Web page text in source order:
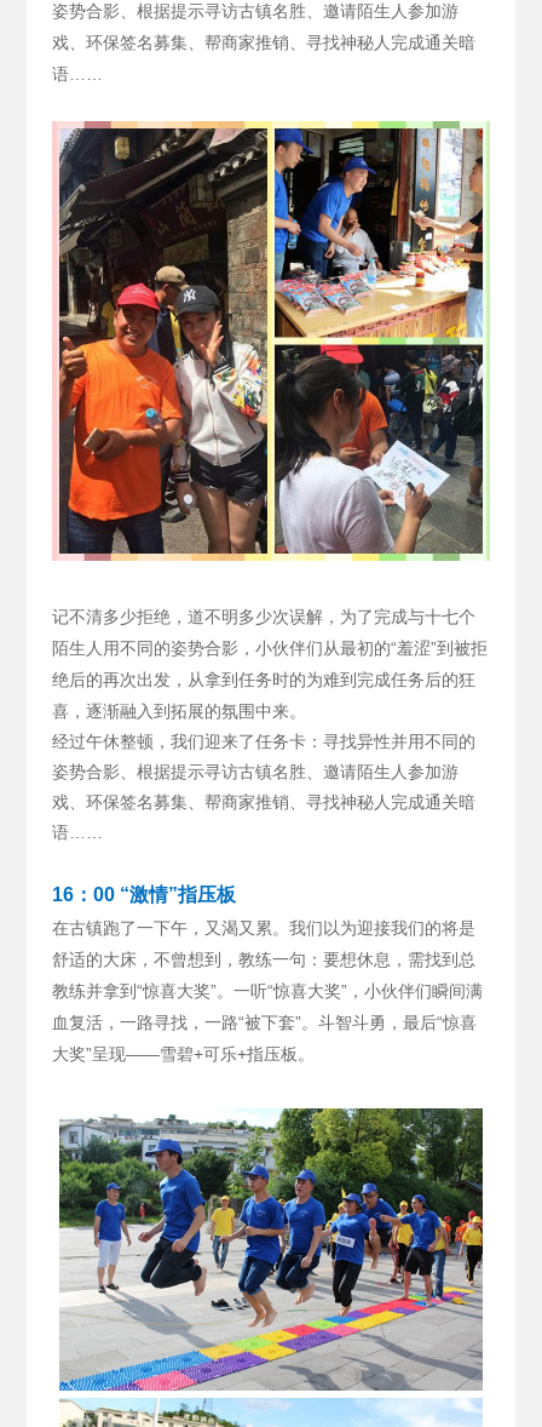
姿势合影、根据提示寻访古镇名胜、邀请陌生人参加游
戏、环保签名募集、帮商家推销、寻找神秘人完成通关暗
语……
记不清多少拒绝，道不明多少次误解，为了完成与十七个
陌生人用不同的姿势合影，小伙伴们从最初的“羞涩”到被拒
绝后的再次出发，从拿到任务时的为难到完成任务后的狂
喜，逐渐融入到拓展的氛围中来。
经过午休整顿，我们迎来了任务卡：寻找异性并用不同的
姿势合影、根据提示寻访古镇名胜、邀请陌生人参加游
戏、环保签名募集、帮商家推销、寻找神秘人完成通关暗
语……
16：00 “激情”指压板
在古镇跑了一下午，又渴又累。我们以为迎接我们的将是
舒适的大床，不曾想到，教练一句：要想休息，需找到总
教练并拿到“惊喜大奖”。 一听“惊喜大奖”，小伙伴们瞬间满
血复活，一路寻找，一路“被下套”。斗智斗勇，最后“惊喜
大奖”呈现——雪碧+可乐+指压板。